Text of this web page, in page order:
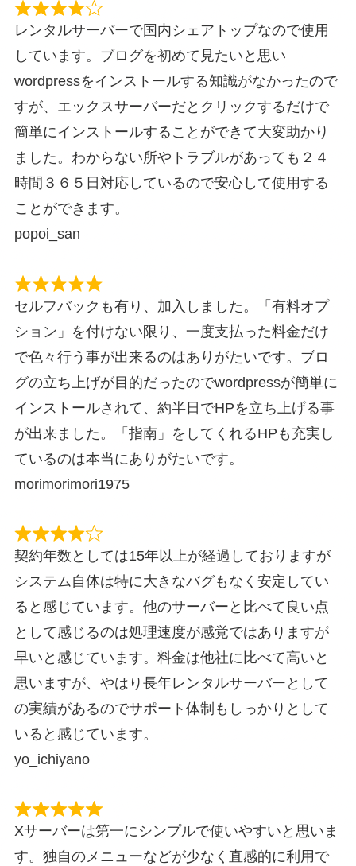
レンタルサーバーで国内シェアトップなので使用
しています。ブログを初めて見たいと思い
wordpressをインストールする知識がなかったので
すが、エックスサーバーだとクリックするだけで
簡単にインストールすることができて大変助かり
ました。わからない所やトラブルがあっても２４
時間３６５日対応しているので安心して使用する
ことができます。
popoi_san
セルフバックも有り、加入しました。「有料オプ
ション」を付けない限り、一度支払った料金だけ
で色々行う事が出来るのはありがたいです。ブロ
グの立ち上げが目的だったのでwordpressが簡単に
インストールされて、約半日でHPを立ち上げる事
が出来ました。「指南」をしてくれるHPも充実し
ているのは本当にありがたいです。
morimorimori1975
契約年数としては15年以上が経過しておりますが
システム自体は特に大きなバグもなく安定してい
ると感じています。他のサーバーと比べて良い点
として感じるのは処理速度が感覚ではありますが
早いと感じています。料金は他社に比べて高いと
思いますが、やはり長年レンタルサーバーとして
の実績があるのでサポート体制もしっかりとして
いると感じています。
yo_ichiyano
Xサーバーは第一にシンプルで使いやすいと思いま
す。独自のメニューなどが少なく直感的に利用で